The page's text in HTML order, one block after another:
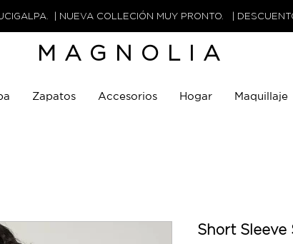
| NUEVA COLLECIÓN MUY PRONTO. |
MAGNOLIA
Zapatos Accesorios Hogar Maquillaje
Short Sleeve